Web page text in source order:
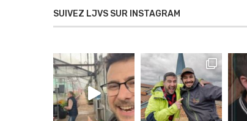
SUIVEZ LJVS SUR INSTAGRAM